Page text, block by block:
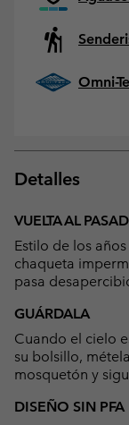
Omni-
Detalles
VUELTA AL
Estilo de los
chaqueta
pasa
GUÁRDALA
Cuando el cielo
su bolsillo,
mosquetón y
DISEÑO SIN PFA